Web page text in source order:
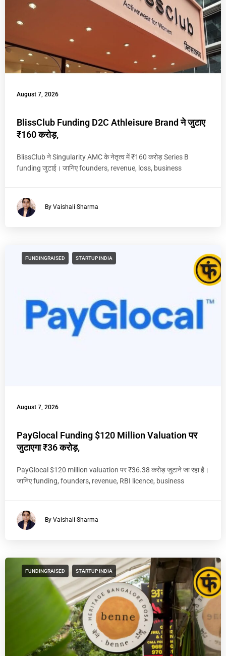
August 7, 2026
BlissClub Funding D2C Athleisure Brand ने जुटाए
₹160 करोड़,
BlissClub ने Singularity AMC के नेतृत्व में ₹160 करोड़ Series B
funding जुटाई। जानिए founders, revenue, loss, business
By Vaishali Sharma
FUNDINGRAISED STARTUP INDIA
August 7, 2026
PayGlocal Funding $120 Million Valuation पर
जुटाएगा ₹36 करोड़,
PayGlocal $120 million valuation पर ₹36.38 करोड़ जुटाने जा रहा है।
जानिए funding, founders, revenue, RBI licence, business
By Vaishali Sharma
FUNDINGRAISED STARTUP INDIA